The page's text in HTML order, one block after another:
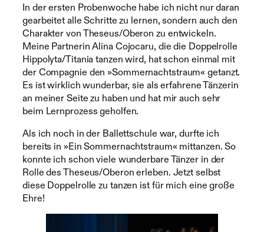
In der ersten Probenwoche habe ich nicht nur daran
gearbeitet alle Schritte zu lernen, sondern auch den
Charakter von Theseus/Oberon zu entwickeln.
Meine Partnerin Alina Cojocaru, die die Doppelrolle
Hippolyta/Titania tanzen wird, hat schon einmal mit
der Compagnie den »Sommernachtstraum« getanzt.
Es ist wirklich wunderbar, sie als erfahrene Tänzerin
an meiner Seite zu haben und hat mir auch sehr
beim Lernprozess geholfen.
Als ich noch in der Ballettschule war, durfte ich
bereits in »Ein Sommernachtstraum« mittanzen. So
konnte ich schon viele wunderbare Tänzer in der
Rolle des Theseus/Oberon erleben. Jetzt selbst
diese Doppelrolle zu tanzen ist für mich eine große
Ehre!